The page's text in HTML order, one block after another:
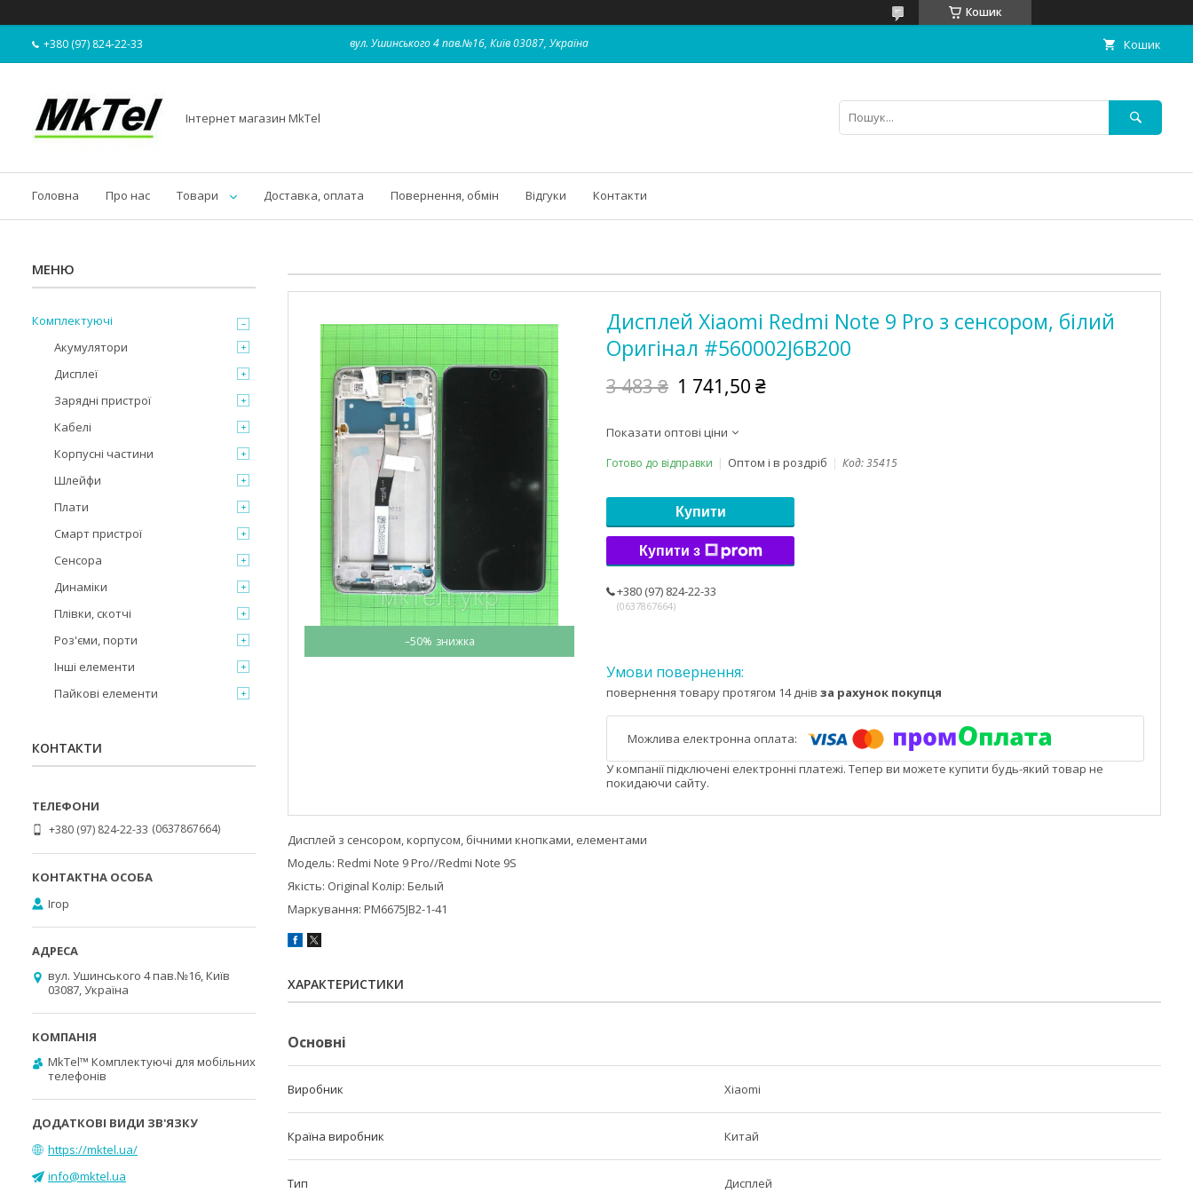
Кошик
+380 (97) 824-22-33 вул. Ушинського 4 пав.№16, Київ 03087, Україна Кошик
Інтернет магазин MkTel
Головна Про нас Товари Доставка, оплата Повернення, обмін Відгуки Контакти
–50%
Дисплей Xiaomi Redmi Note 9 Pro з сенсором, білий
Оригінал #560002J6B200
3 483 ₴ 1 741,50 ₴
Показати оптові ціни
Готово до відправки Оптом і в роздріб Код:35415
Купити
Купити з
+380 (97) 824-22-33
0637867664
повернення товару протягом 14 днів за рахунок покупця
У компанії підключені електронні платежі. Тепер ви можете купити будь-який товар не
покидаючи сайту.
Дисплей з сенсором, корпусом, бічними кнопками, елементами
Модель: Redmi Note 9 Pro//Redmi Note 9S
Якість: Original Колір: Белый
Маркування: PM6675JB2-1-41
ХАРАКТЕРИСТИКИ
Основні
Виробник Xiaomi
Країна виробник Китай
Тип Дисплей
Комплектуючі
Акумулятори
Дисплеї
Зарядні пристрої
Кабелі
Корпусні частини
Шлейфи
Плати
Смарт пристрої
Сенсора
Динаміки
Плівки, скотчі
Роз'єми, порти
Інші елементи
Пайкові елементи
КОНТАКТИ
+380 (97) 824-22-33 0637867664
Ігор
вул. Ушинського 4 пав.№16, Київ
03087, Україна
MkTel™ Комплектуючі для мобільних
телефонів
https://mktel.ua/
info@mktel.ua